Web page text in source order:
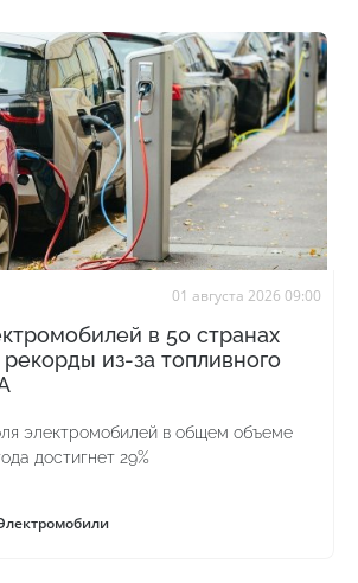
01 августа 2026 09:00
в 50 странах
из-за топливного
электромобилей в общем объеме
достигнет 29%